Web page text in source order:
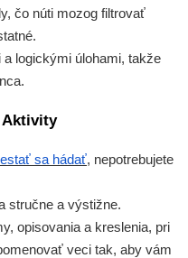
čo núti mozog filtrovať
logickými úlohami, takže
Aktivity
sa hádať, nepotrebujete
stručne a výstižne.
opisovania a kreslenia, pri
veci tak, aby vám